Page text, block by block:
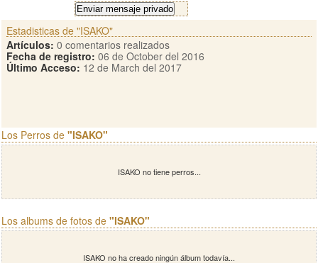
Estadisticas de "ISAKO"
Artículos: 0 comentarios realizados
Fecha de registro: 06 de October del 2016
Último Acceso: 12 de March del 2017
Los Perros de "ISAKO"
ISAKO no tiene perros...
Los albums de fotos de "ISAKO"
ISAKO no ha creado ningún álbum todavía...